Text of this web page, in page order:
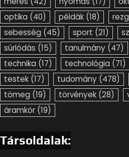
optika (40) példák (18)
sebesség (45) sport (21)
súrlódás (15) tanulmány (47)
technika (17) technológia (71)
testek (17) tudomány (478)
tömeg (19) törvények (28)
áramkör (19)
Társoldalak: